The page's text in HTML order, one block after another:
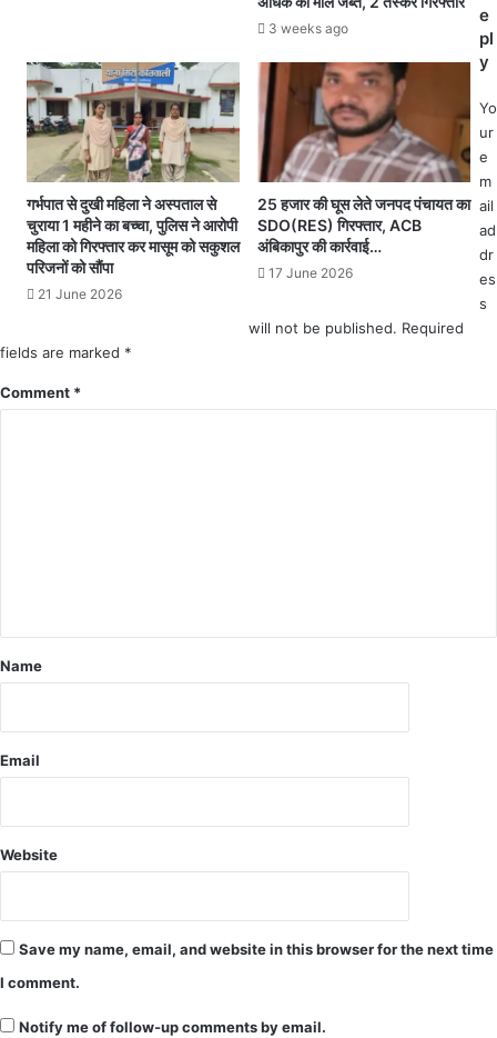
मा
हॉ
ल
लें
स्कू
के
ए
5
क
लें
ने
.
3 weeks ago
गर्भपात से दुखी महिला ने अस्पताल से
चुराया 1 महीने का बच्चा, पुलिस ने आरोपी
महिला को गिरफ्तार कर मासूम को सकुशल
परिजनों को सौंपा
21 June 2026
25 हजार की घूस लेते जनपद पंचायत का
SDO(RES) गिरफ्तार, ACB
अंबिकापुर की कार्रवाई…
17 June 2026
e
pl
y
Yo
ur
e
m
ail
ad
dr
es
s
will not be published. Required
fields are marked *
Comment *
Name
Email
Website
Save my name, email, and website in this browser for the next time
I comment.
Notify me of follow-up comments by email.